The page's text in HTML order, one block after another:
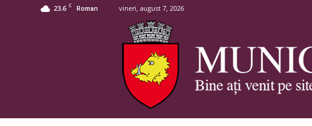
23.6 C Roman vineri, august 7, 2026